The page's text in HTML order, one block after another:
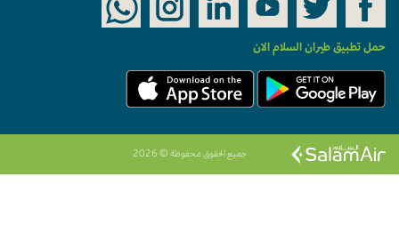
حمل تطبيق طيران السلام الان
جميع الحقوق محفوظة © 2026